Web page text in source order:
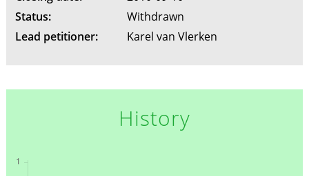
Status:
Withdrawn
Lead petitioner:
Karel van Vlerken
History